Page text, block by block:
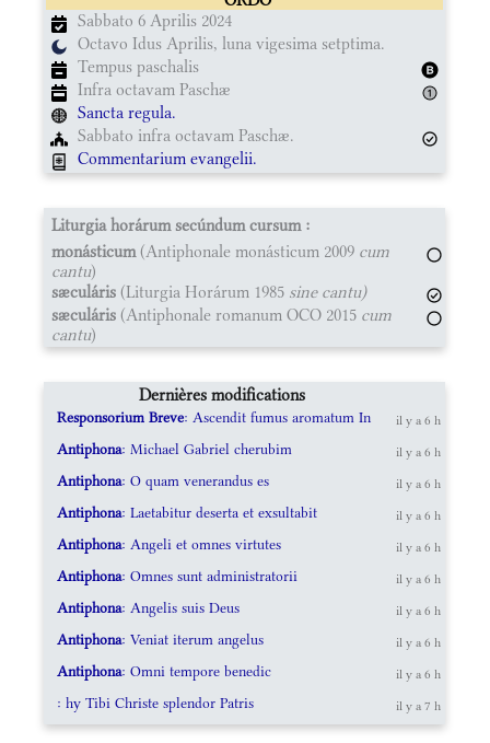
Sabbato 6 Aprilis 2024
Octavo Idus Aprilis, luna vigesima setptima.
Tempus paschalis
Infra octavam Paschæ
Sancta regula.
Sabbato infra octavam Paschæ.
Commentarium evangelii.
Liturgia horárum secúndum cursum :
monásticum(Antiphonale monásticum 2009 cum
cantu)
sæculáris (Liturgia Horárum 1985 sine cantu)
sæculáris (Antiphonale romanum OCO 2015 cum
cantu)
Dernières modifications
Responsorium Breve: Ascendit fumus aromatum In il y a 6 h
Antiphona: Michael Gabriel cherubim il y a 6 h
Antiphona: O quam venerandus es il y a 6 h
Antiphona: Laetabitur deserta et exsultabit il y a 6 h
Antiphona: Angeli et omnes virtutes il y a 6 h
Antiphona: Omnes sunt administratorii il y a 6 h
Antiphona: Angelis suis Deus il y a 6 h
Antiphona: Veniat iterum angelus il y a 6 h
Antiphona: Omni tempore benedic il y a 6 h
: hy Tibi Christe splendor Patris il y a 7 h